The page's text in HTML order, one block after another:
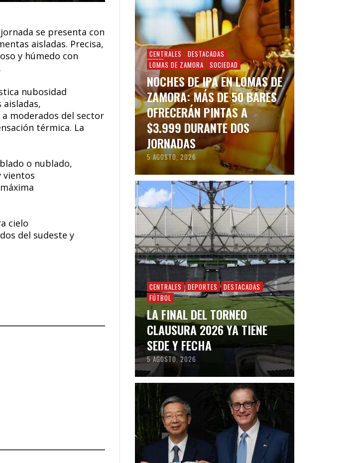
se presenta con
aisladas. Precisa,
y húmedo con
nubosidad
moderados del sector
térmica. La
o nublado,
vientos
cielo
del sudeste y
CENTRALES
DESTACADAS
LOMAS DE ZAMORA
SOCIEDAD
NOCHES DE IPA EN LOMAS DE
ZAMORA: MÁS DE 50 BARES
OFRECERÁN PINTAS A
$3.999 DURANTE DOS
JORNADAS
5 AGOSTO, 2026
CENTRALES DEPORTES
DESTACADAS
FÚTBOL
LA FINAL DEL TORNEO
CLAUSURA 2026 YA TIENE
SEDE Y FECHA
5 AGOSTO, 2026